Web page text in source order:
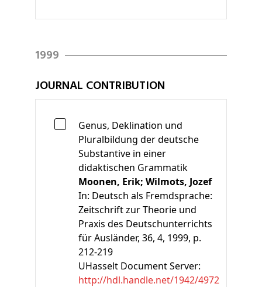
1999
JOURNAL CONTRIBUTION
Genus, Deklination und
Pluralbildung der deutsche
Substantive in einer
didaktischen Grammatik
Moonen, Erik; Wilmots, Jozef
In: Deutsch als Fremdsprache:
Zeitschrift zur Theorie und
Praxis des Deutschunterrichts
für Ausländer, 36, 4, 1999, p.
212-219
UHasselt Document Server:
http://hdl.handle.net/1942/4972